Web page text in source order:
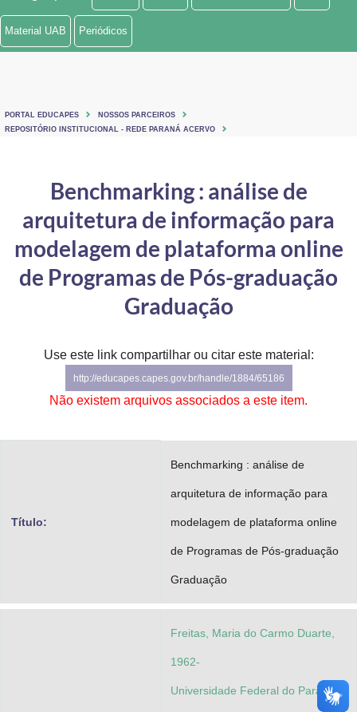
Ministério de Minas e Energia
Ministério do Turismo
Controladoria-Geral da União
Ministério da Mulher, da Família e dos Direitos Humanos
Secretaria-Geral
Advocacia-Geral da União
Banco Central do Brasil
Planalto
Material UAB Periódicos
PORTAL EDUCAPES
NOSSOS PARCEIROS
REPOSITÓRIO INSTITUCIONAL - REDE PARANÁ ACERVO
Benchmarking : análise de
arquitetura de informação para
modelagem de plataforma online
de Programas de Pós-graduação
Graduação
Use este link compartilhar ou citar este material:
http://educapes.capes.gov.br/handle/1884/65186
Não existem arquivos associados a este item.
Título:
Benchmarking : análise de
arquitetura de informação para
modelagem de plataforma online
de Programas de Pós-graduação
Graduação
Freitas, Maria do Carmo Duarte,
1962-
Universidade Federal do Paraná.